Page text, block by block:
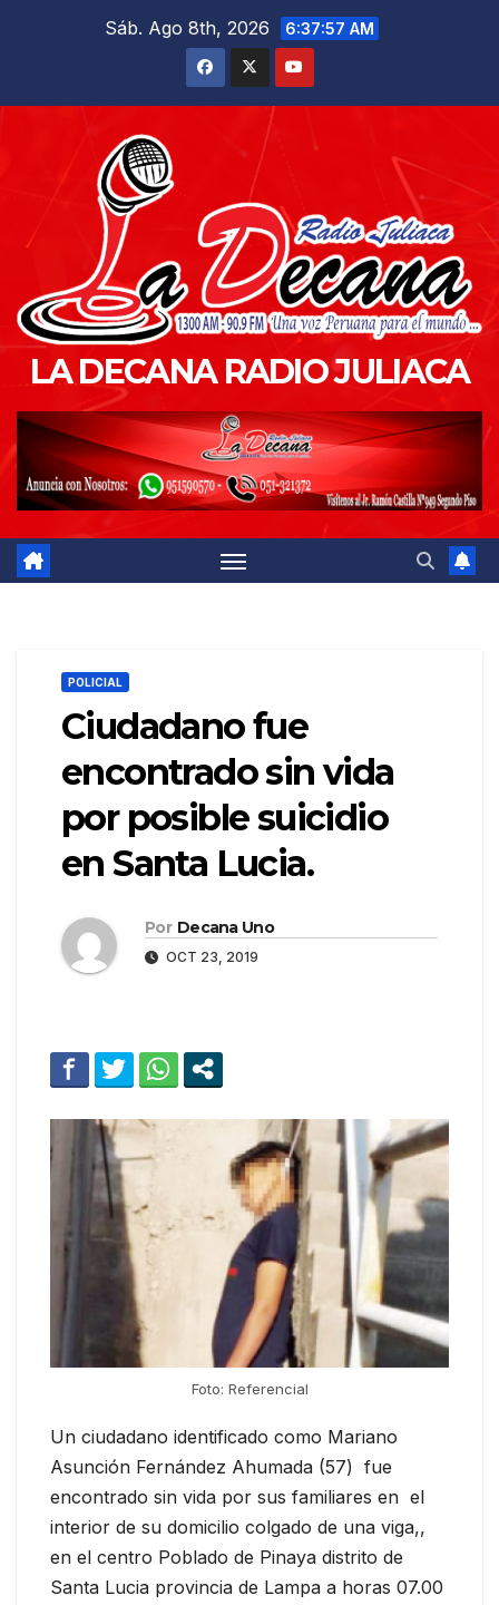
Sáb. Ago 8th, 2026 6:37:58 AM
LA DECANA RADIO JULIACA
POLICIAL
Ciudadano fue
encontrado sin vida
por posible suicidio
en Santa Lucia.
Por Decana Uno
OCT 23, 2019
Foto: Referencial
Un ciudadano identificado como Mariano
Asunción Fernández Ahumada (57) fue
encontrado sin vida por sus familiares en el
interior de su domicilio colgado de una viga,,
en el centro Poblado de Pinaya distrito de
Santa Lucia provincia de Lampa a horas 07.00